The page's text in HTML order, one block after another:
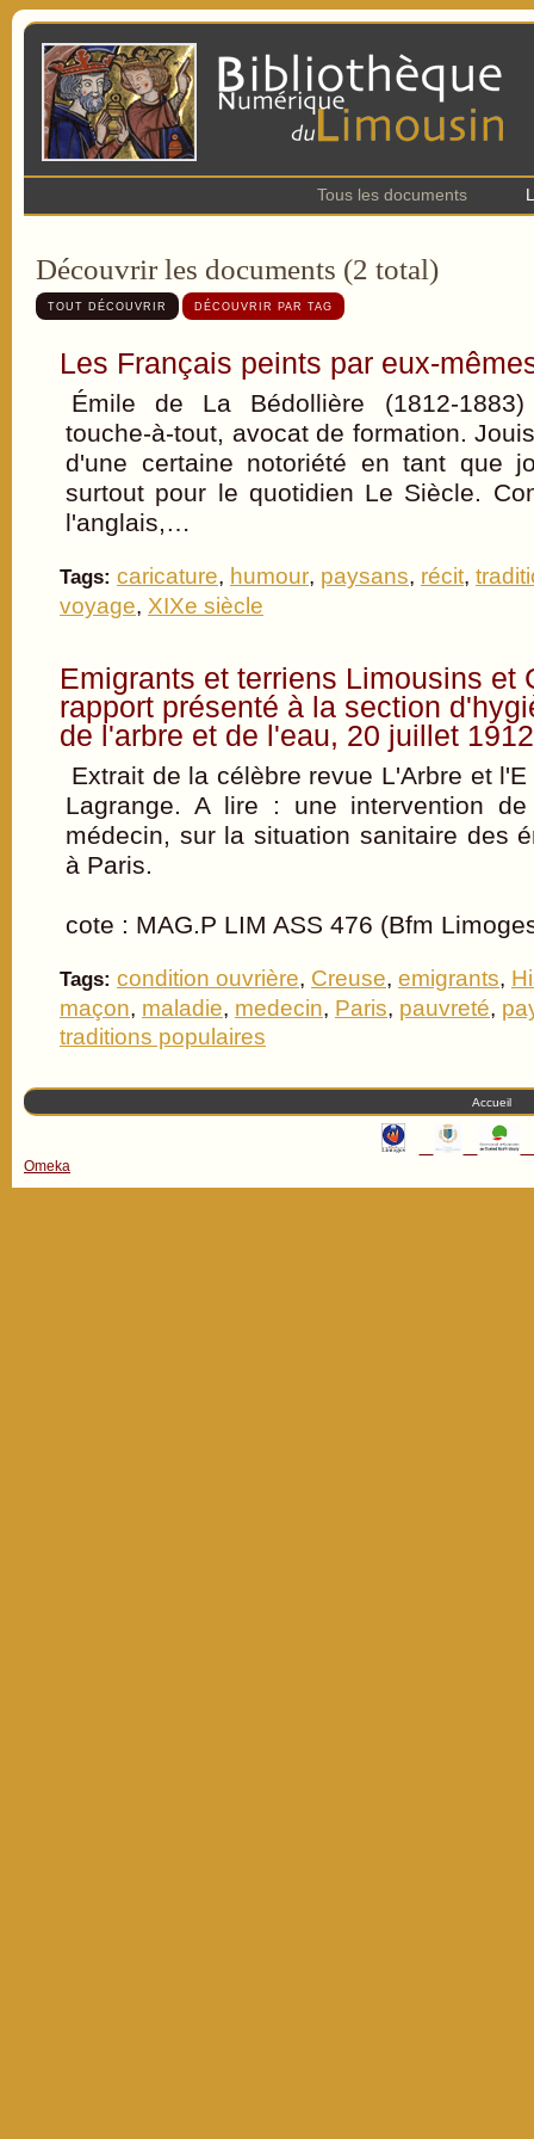
Tous les documents
Découvrir les documents (2 total)
TOUT DÉCOUVRIR DÉCOUVRIR PAR TAG
Les Français peints par eux-
Émile de La Bédollière (1812-
touche-à-tout, avocat de formation.
d'une certaine notoriété en tant que
surtout pour le quotidien Le Siècle.
l'anglais,…
Tags: caricature, humour, paysans, récit,
voyage, XIXe siècle
Emigrants et terriens Limousins et
rapport présenté à la section
de l'arbre et de l'eau, 20 juillet 1912
Extrait de la célèbre revue L'Arbre et
Lagrange. A lire : une intervention
médecin, sur la situation sanitaire des
à Paris.
cote : MAG.P LIM ASS 476 (Bfm
Tags: condition ouvrière, Creuse, emigrants,
maçon, maladie, medecin, Paris, pauvreté,
traditions populaires
Accueil
Omeka